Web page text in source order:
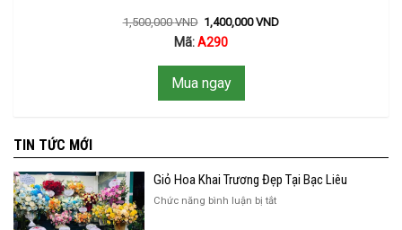
1,500,000VND 1,400,000VND
Mã:A290
Mua ngay
TIN TỨC MỚI
Giỏ Hoa Khai Trương Đẹp Tại Bạc Liêu
Chức năng bình luận bị tắtở